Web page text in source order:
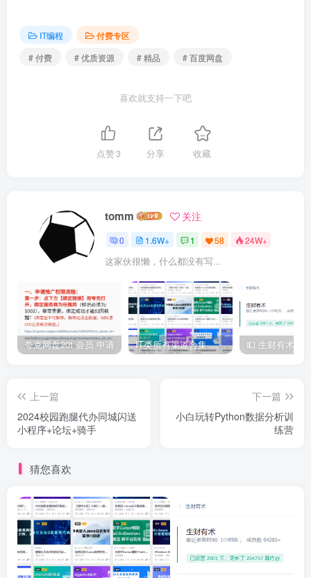
IT编程
付费专区
# 付费
# 优质资源 # 精品 # 百度网盘
喜欢就支持一下吧
点赞3 分享 收藏
tomm 关注
0 1.6W+ 1 58 24W+
这家伙很懒，什么都没有写...
夸克网盘20t 会员 申请 IT类所有渠道合集 持续日更，目前近四千多条资源 年费用户微信私信获取权限
上一篇
2024校园跑腿代办同城闪送
小程序+论坛+骑手
下一篇
小白玩转Python数据分析训
练营
猜您喜欢